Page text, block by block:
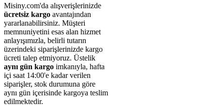
Misiny.com'da alışverişlerinizde
ücretsiz kargo avantajından
yararlanabilirsiniz. Müşteri
memnuniyetini esas alan hizmet
anlayışımızla, belirli tutarın
üzerindeki siparişlerinizde kargo
ücreti talep etmiyoruz. Üstelik
aynı gün kargo imkanıyla, hafta
içi saat 14:00'e kadar verilen
siparişler, stok durumuna göre
aynı gün içerisinde kargoya teslim
edilmektedir.